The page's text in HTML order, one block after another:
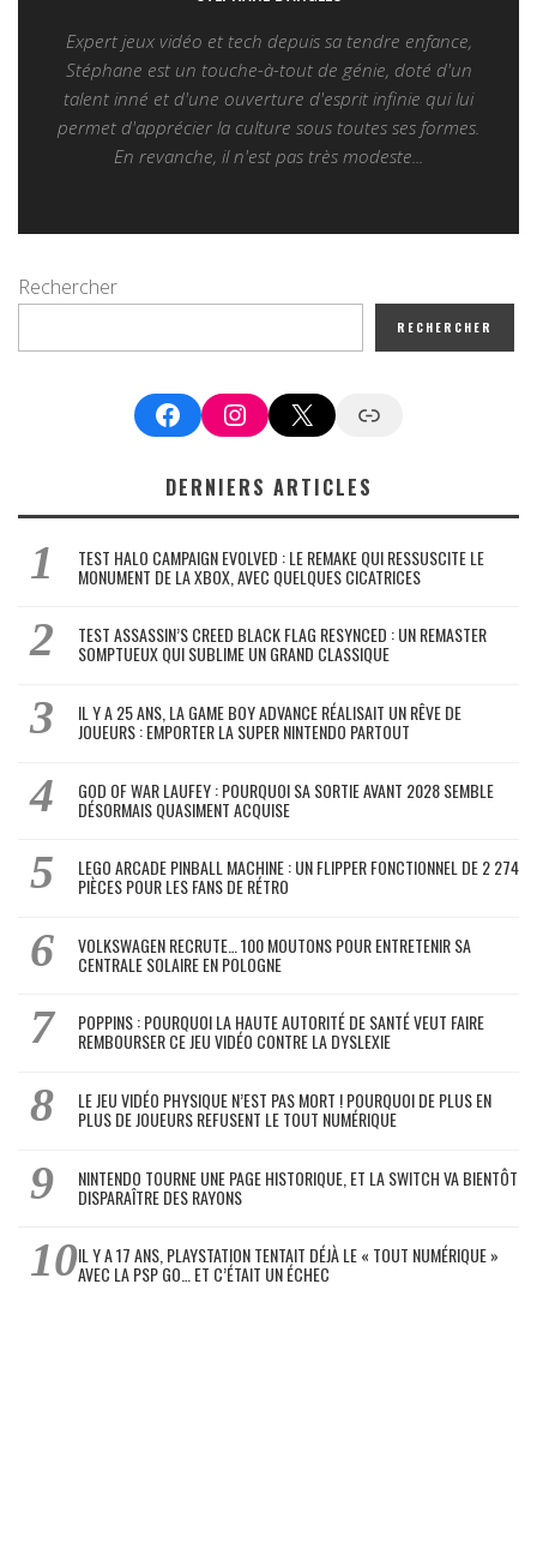
Expert jeux vidéo et tech depuis sa tendre enfance,
Stéphane est un touche-à-tout de génie, doté d'un
talent inné et d'une ouverture d'esprit infinie qui lui
permet d'apprécier la culture sous toutes ses formes.
En revanche, il n'est pas très modeste...
Rechercher
RECHERCHER
FacebookInstagram
X Google News
DERNIERS ARTICLES
TEST HALO CAMPAIGN EVOLVED : LE REMAKE QUI RESSUSCITE LE
MONUMENT DE LA XBOX, AVEC QUELQUES CICATRICES
TEST ASSASSIN’S CREED BLACK FLAG RESYNCED : UN REMASTER
SOMPTUEUX QUI SUBLIME UN GRAND CLASSIQUE
IL Y A 25 ANS, LA GAME BOY ADVANCE RÉALISAIT UN RÊVE DE
JOUEURS : EMPORTER LA SUPER NINTENDO PARTOUT
GOD OF WAR LAUFEY : POURQUOI SA SORTIE AVANT 2028 SEMBLE
DÉSORMAIS QUASIMENT ACQUISE
LEGO ARCADE PINBALL MACHINE : UN FLIPPER FONCTIONNEL DE 2 274
PIÈCES POUR LES FANS DE RÉTRO
VOLKSWAGEN RECRUTE… 100 MOUTONS POUR ENTRETENIR SA
CENTRALE SOLAIRE EN POLOGNE
POPPINS : POURQUOI LA HAUTE AUTORITÉ DE SANTÉ VEUT FAIRE
REMBOURSER CE JEU VIDÉO CONTRE LA DYSLEXIE
LE JEU VIDÉO PHYSIQUE N’EST PAS MORT ! POURQUOI DE PLUS EN
PLUS DE JOUEURS REFUSENT LE TOUT NUMÉRIQUE
NINTENDO TOURNE UNE PAGE HISTORIQUE, ET LA SWITCH VA BIENTÔT
DISPARAÎTRE DES RAYONS
IL Y A 17 ANS, PLAYSTATION TENTAIT DÉJÀ LE « TOUT NUMÉRIQUE »
AVEC LA PSP GO… ET C’ÉTAIT UN ÉCHEC